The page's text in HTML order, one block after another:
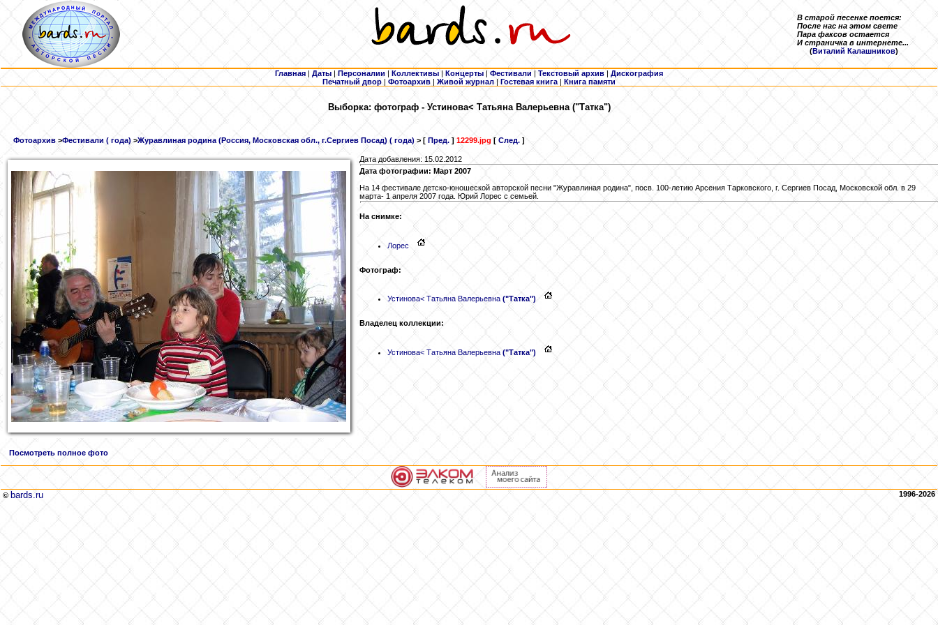
В старой песенке поется:
После нас на этом свете
Пара факсов остается
И страничка в интернете...
(Виталий Калашников)
Главная | Даты | Персоналии | Коллективы | Концерты | Фестивали | Текстовый архив | Дискография
Печатный двор | Фотоархив | Живой журнал |Гостевая книга | Книга памяти
Выборка: фотограф - Устинова< Татьяна Валерьевна ("Татка")
Фотоархив >Фестивали ( года) >Журавлиная родина (Россия, Московская обл., г.Сергиев Посад) ( года) > [ Пред. ] 12299.jpg [ След. ]
Дата добавления: 15.02.2012
Дата фотографии: Март 2007
На 14 фестивале детско-юношеской авторской песни "Журавлиная родина", посв. 100-летию Арсения Тарковского, г. Сергиев Посад, Московской обл. в 29
марта- 1 апреля 2007 года. Юрий Лорес с семьей.
На снимке:
Лорес
Фотограф:
Устинова< Татьяна Валерьевна ("Татка")
Владелец коллекции:
Устинова< Татьяна Валерьевна ("Татка")
Посмотреть полное фото
© bards.ru 1996-2026